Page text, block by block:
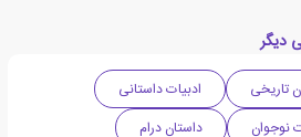
دیگر
تاریخی
ادبیات داستانی
نوجوان
داستان درام